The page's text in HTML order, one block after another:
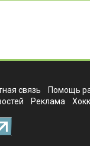
связь
Помощь
Реклама